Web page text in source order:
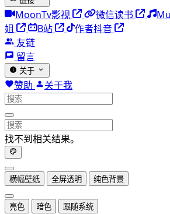
MoonTv影视 微信读书
姐
B站
作者抖音
友链
留言
关于
赞助 关于我
找不到相关结果。
横幅壁纸 全屏透明 纯色背景
亮色 暗色 跟随系统